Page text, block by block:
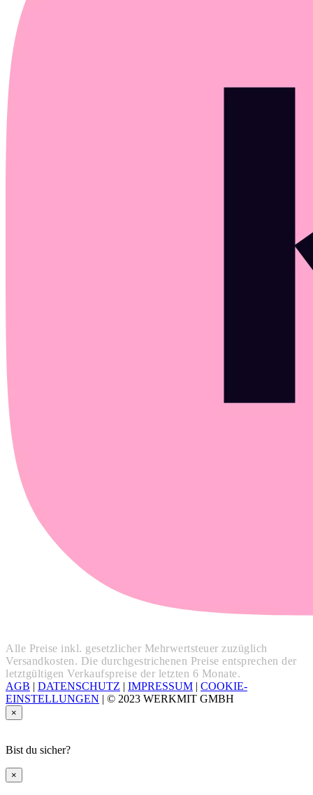
Alle Preise inkl. gesetzlicher Mehrwertsteuer zuzüglich
Versandkosten. Die durchgestrichenen Preise entsprechen der
letztgültigen Verkaufspreise der letzten 6 Monate.
AGB | DATENSCHUTZ | IMPRESSUM | COOKIE-
EINSTELLUNGEN | © 2023 WERKMIT GMBH
×
Bist du sicher?
×